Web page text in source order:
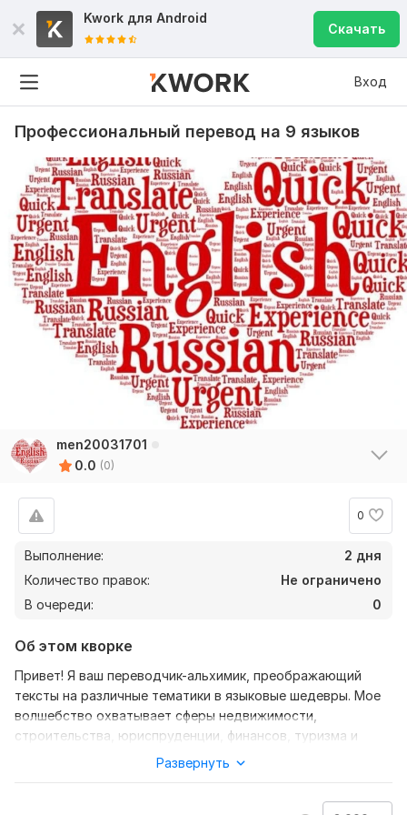
Kwork для Android
Скачать
Вход
Профессиональный перевод на 9 языков
men20031701
0.0 (0)
0
Выполнение:
2 дня
Количество правок:
Не ограничено
В очереди:
0
Об этом кворке
Привет! Я ваш переводчик-альхимик, преображающий
тексты на различные тематики в языковые шедевры. Мое
волшебство охватывает сферы недвижимости,
строительства, юриспруденции, финансов, туризма и
статей до игровых приложений — я перевожу все, что вам
Развернуть